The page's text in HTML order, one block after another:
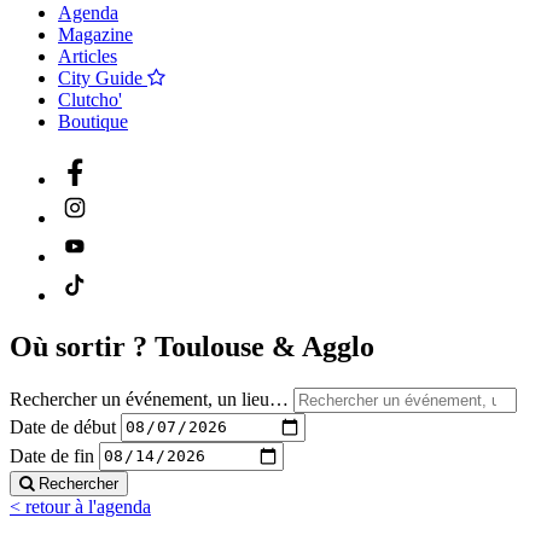
Agenda
Magazine
Articles
City Guide
Clutcho'
Boutique
Où sortir ? Toulouse & Agglo
Rechercher un événement, un lieu…
Date de début
Date de fin
Rechercher
< retour à l'agenda